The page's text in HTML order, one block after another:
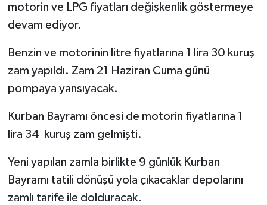
motorin ve LPG fiyatları değişkenlik göstermeye
devam ediyor.
Benzin ve motorinin litre fiyatlarına 1 lira 30 kuruş
zam yapıldı. Zam 21 Haziran Cuma günü
pompaya yansıyacak.
Kurban Bayramı öncesi de motorin fiyatlarına 1
lira 34 kuruş zam gelmişti.
Yeni yapılan zamla birlikte 9 günlük Kurban
Bayramı tatili dönüşü yola çıkacaklar depolarını
zamlı tarife ile dolduracak.
SAĞLIK
SPOR
TARİH
YAŞAM